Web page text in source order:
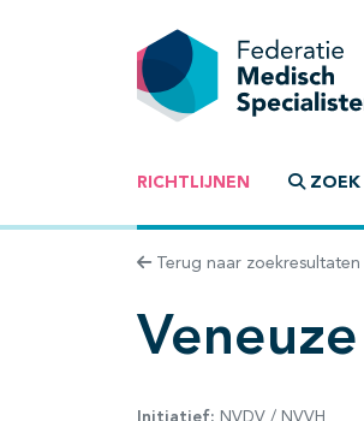
RICHTLIJNEN ZOEK
Terug naar zoekresultaten
Initiatief: NVDV / NVVH